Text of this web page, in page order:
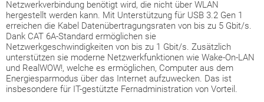
Netzwerkverbindung benötigt wird, die nicht über WLAN
hergestellt werden kann. Mit Unterstützung für USB 3.2 Gen 1
erreichen die Kabel Datenübertragungsraten von bis zu 5 Gbit/s.
Dank CAT 6A-Standard ermöglichen sie
Netzwerkgeschwindigkeiten von bis zu 1 Gbit/s. Zusätzlich
unterstützen sie moderne Netzwerkfunktionen wie Wake-On-LAN
und RealWOW!, welche es ermöglichen, Computer aus dem
Energiesparmodus über das Internet aufzuwecken. Das ist
insbesondere für IT-gestützte Fernadministration von Vorteil.